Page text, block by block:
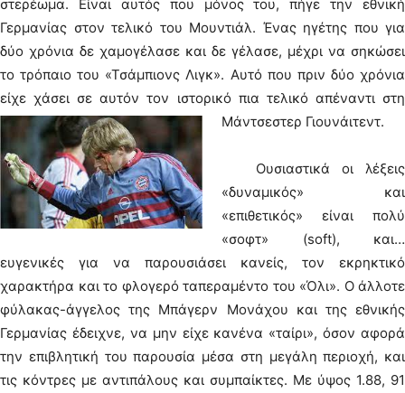
στερέωμα. Είναι αυτός που μόνος του, πήγε την εθνική
Γερμανίας στον τελικό του Μουντιάλ. Ένας ηγέτης που για
δύο χρόνια δε χαμογέλασε και δε γέλασε, μέχρι να σηκώσει
το τρόπαιο του «Τσάμπιονς Λιγκ». Αυτό που πριν δύο χρόνια
είχε χάσει σε αυτόν τον ιστορικό πια τελικό απέναντι στη
Μάντσεστερ Γιουνάιτεντ.
Ουσιαστικά οι λέξεις
«δυναμικός» και
«επιθετικός» είναι πολύ
«σοφτ» (soft), και…
ευγενικές για να παρουσιάσει κανείς, τον εκρηκτικό
χαρακτήρα και το φλογερό ταπεραμέντο του «Όλι». Ο άλλοτε
φύλακας-άγγελος της Μπάγερν Μονάχου και της εθνικής
Γερμανίας έδειχνε, να μην είχε κανένα «ταίρι», όσον αφορά
την επιβλητική του παρουσία μέσα στη μεγάλη περιοχή, και
τις κόντρες με αντιπάλους και συμπαίκτες. Με ύψος 1.88, 91